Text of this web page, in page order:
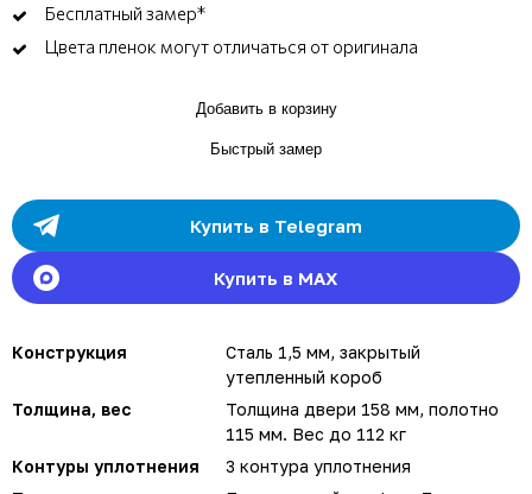
Бесплатный замер*
Цвета пленок могут отличаться от оригинала
Добавить в корзину
Быстрый замер
Купить в Telegram
Купить в MAX
Конструкция
Сталь 1,5 мм, закрытый
утепленный короб
Толщина, вес
Толщина двери 158 мм, полотно
115 мм. Вес до 112 кг
Контуры уплотнения
3 контура уплотнения